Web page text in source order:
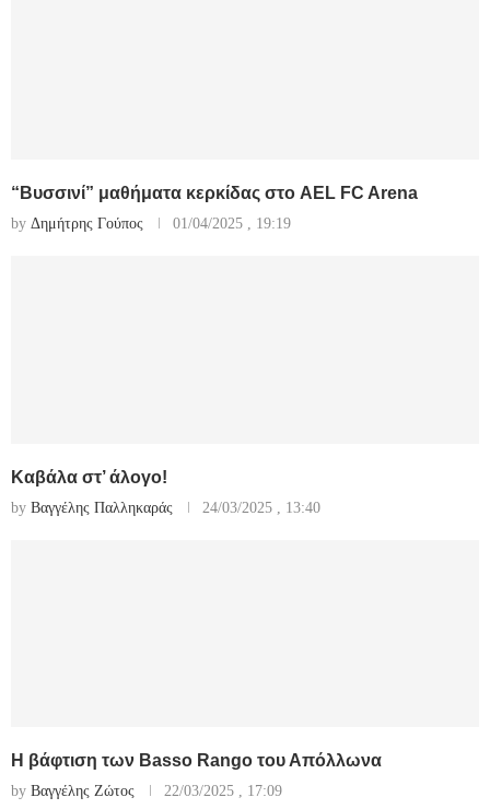
“Βυσσινί” μαθήματα κερκίδας στο AEL FC Arena
by Δημήτρης Γούπος 01/04/2025 , 19:19
Καβάλα στ’ άλογο!
by Βαγγέλης Παλληκαράς 24/03/2025 , 13:40
Η βάφτιση των Basso Rango του Απόλλωνα
by Βαγγέλης Ζώτος 22/03/2025 , 17:09